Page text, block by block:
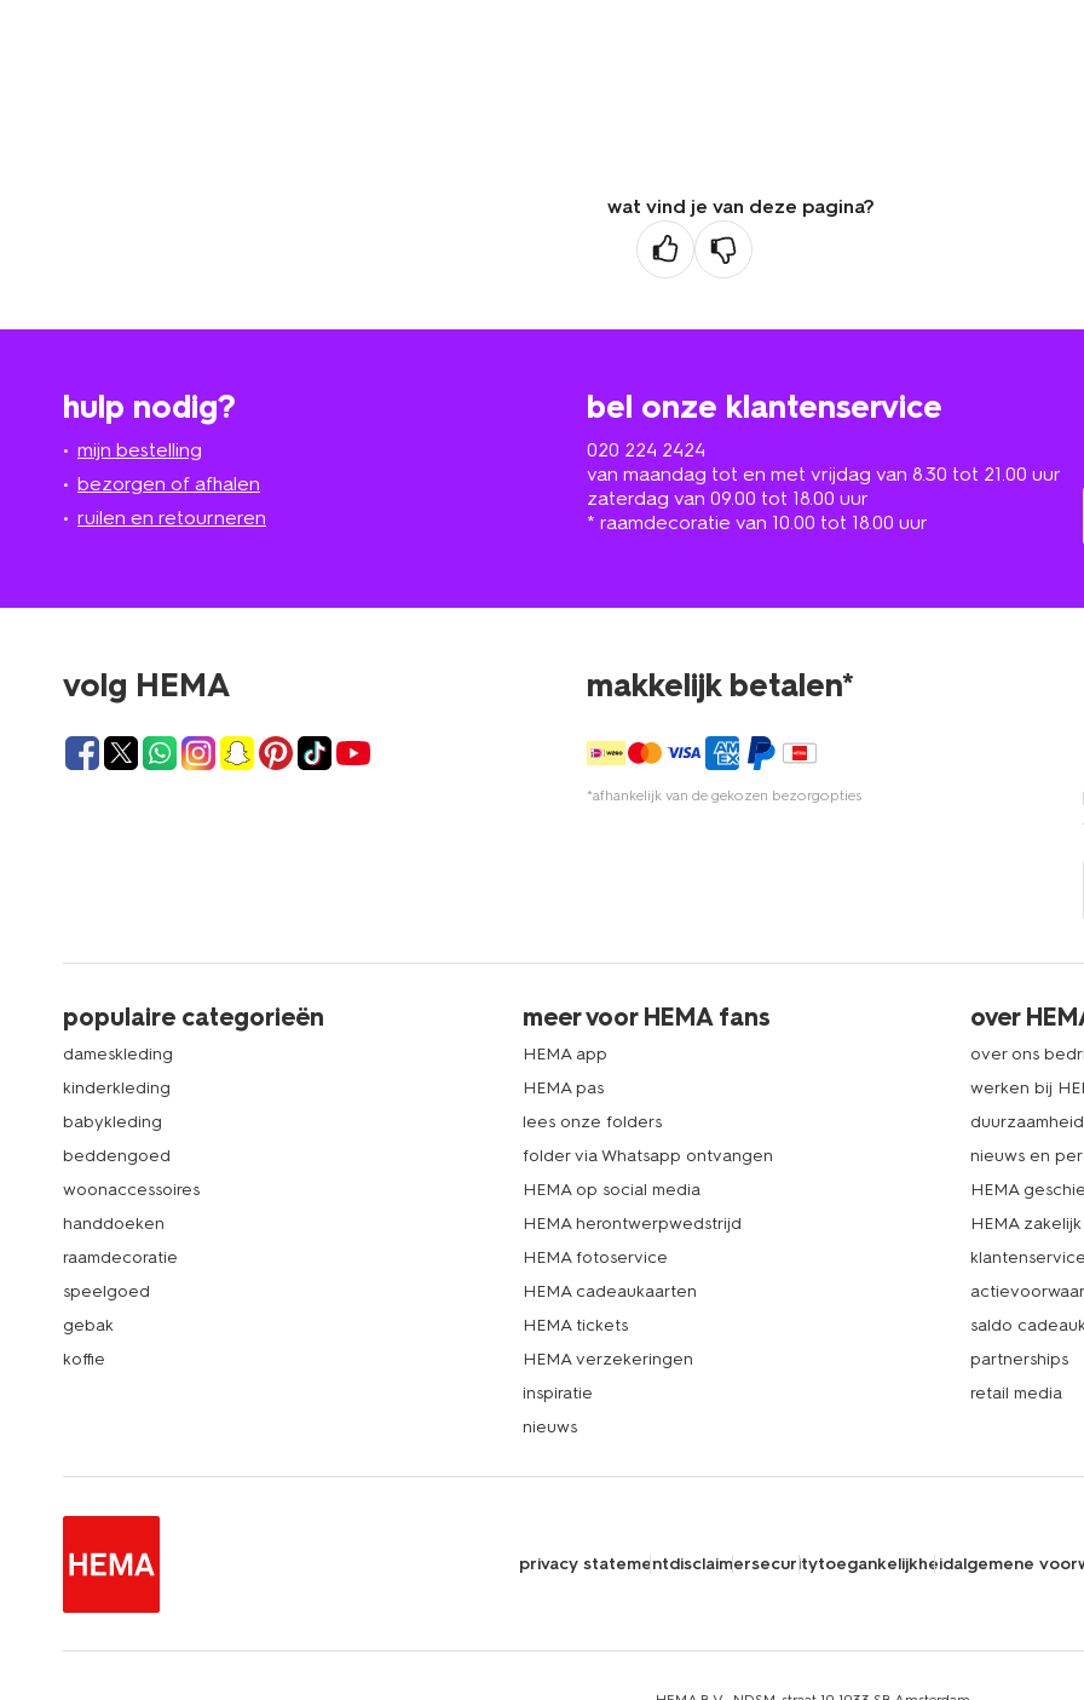
wat vind je van deze pagina?
hulp nodig?
mijn bestelling
bezorgen of afhalen
ruilen en retourneren
bel onze klantenservice
020 224 2424
van maandag tot en met vrijdag van 8.30 tot 21.00 uur
zaterdag van 09.00 tot 18.00 uur
* raamdecoratie van 10.00 tot 18.00 uur
volg HEMA makkelijk betalen*
*afhankelijk van de gekozen bezorgopties
populaire categorieën
dameskleding
kinderkleding
babykleding
beddengoed
woonaccessoires
handdoeken
raamdecoratie
speelgoed
gebak
koffie
meer voor HEMA fans
HEMA app
HEMA pas
lees onze folders
folder via Whatsapp ontvangen
HEMA op social media
HEMA herontwerpwedstrijd
HEMA fotoservice
HEMA cadeaukaarten
HEMA tickets
HEMA verzekeringen
inspiratie
nieuws
over
over ons
werken bij
duurzaamheid
nieuws en
HEMA
HEMA zakelijk
klantenservice
saldo
partnerships
retail media
privacy statementdisclaimersecuritytoegankelijkheidalgemene